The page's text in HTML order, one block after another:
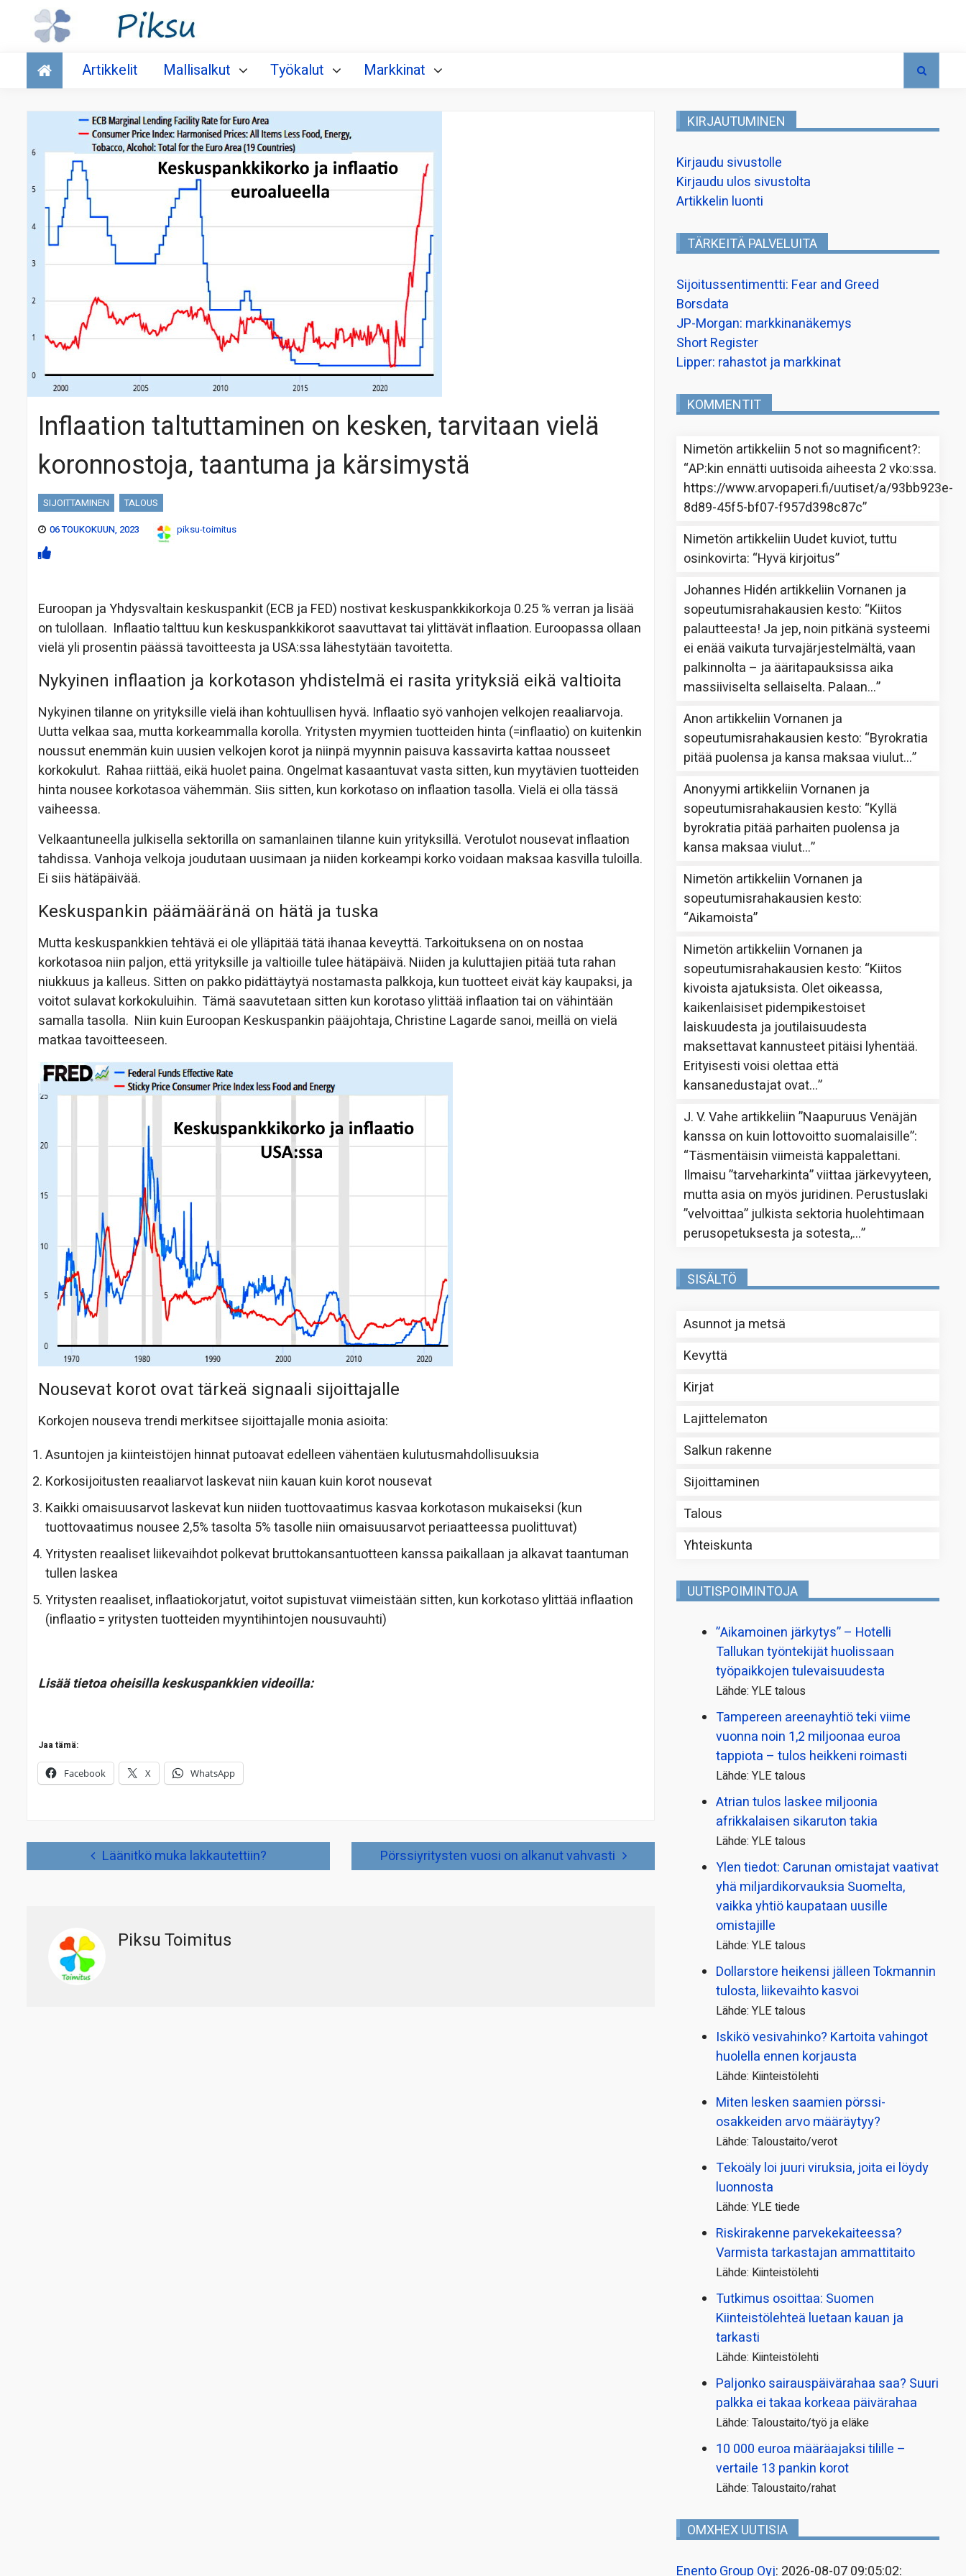
Talous
Artikkelit Mallisalkut Työkalut Markkinat
Inflaation taltuttaminen on kesken, tarvitaan vielä
koronnostoja, taantuma ja kärsimystä
SIJOITTAMINEN
TALOUS
06 TOUKOKUUN, 2023
piksu-toimitus
Euroopan ja Yhdysvaltain keskuspankit (ECB ja FED) nostivat keskuspankkikorkoja 0.25 % verran ja lisää
on tulollaan. Inflaatio talttuu kun keskuspankkikorot saavuttavat tai ylittävät inflaation. Euroopassa ollaan
vielä yli prosentin päässä tavoitteesta ja USA:ssa lähestytään tavoitetta.
Nykyinen inflaation ja korkotason yhdistelmä ei rasita yrityksiä eikä valtioita
Nykyinen tilanne on yrityksille vielä ihan kohtuullisen hyvä. Inflaatio syö vanhojen velkojen reaaliarvoja.
Uutta velkaa saa, mutta korkeammalla korolla. Yritysten myymien tuotteiden hinta (=inflaatio) on kuitenkin
noussut enemmän kuin uusien velkojen korot ja niinpä myynnin paisuva kassavirta kattaa nousseet
korkokulut. Rahaa riittää, eikä huolet paina. Ongelmat kasaantuvat vasta sitten, kun myytävien tuotteiden
hinta nousee korkotasoa vähemmän. Siis sitten, kun korkotaso on inflaation tasolla. Vielä ei olla tässä
vaiheessa.
Velkaantuneella julkisella sektorilla on samanlainen tilanne kuin yrityksillä. Verotulot nousevat inflaation
tahdissa. Vanhoja velkoja joudutaan uusimaan ja niiden korkeampi korko voidaan maksaa kasvilla tuloilla.
Ei siis hätäpäivää.
Keskuspankin päämääränä on hätä ja tuska
Mutta keskuspankkien tehtävä ei ole ylläpitää tätä ihanaa keveyttä. Tarkoituksena on on nostaa
korkotasoa niin paljon, että yrityksille ja valtioille tulee hätäpäivä. Niiden ja kuluttajien pitää tuta rahan
niukkuus ja kalleus. Sitten on pakko pidättäytyä nostamasta palkkoja, kun tuotteet eivät käy kaupaksi, ja
voitot sulavat korkokuluihin. Tämä saavutetaan sitten kun korotaso ylittää inflaation tai on vähintään
samalla tasolla. Niin kuin Euroopan Keskuspankin pääjohtaja, Christine Lagarde sanoi, meillä on vielä
matkaa tavoitteeseen.
Nousevat korot ovat tärkeä signaali sijoittajalle
Korkojen nouseva trendi merkitsee sijoittajalle monia asioita:
Asuntojen ja kiinteistöjen hinnat putoavat edelleen vähentäen kulutusmahdollisuuksia
Korkosijoitusten reaaliarvot laskevat niin kauan kuin korot nousevat
Kaikki omaisuusarvot laskevat kun niiden tuottovaatimus kasvaa korkotason mukaiseksi (kun
tuottovaatimus nousee 2,5% tasolta 5% tasolle niin omaisuusarvot periaatteessa puolittuvat)
Yritysten reaaliset liikevaihdot polkevat bruttokansantuotteen kanssa paikallaan ja alkavat taantuman
tullen laskea
Yritysten reaaliset, inflaatiokorjatut, voitot supistuvat viimeistään sitten, kun korkotaso ylittää inflaation
(inflaatio = yritysten tuotteiden myyntihintojen nousuvauhti)
Lisää tietoa oheisilla keskuspankkien videoilla:
Jaa tämä:
Facebook X WhatsApp
Läänitkö muka lakkautettiin? Pörssiyritysten vuosi on alkanut vahvasti
Piksu Toimitus
KIRJAUTUMINEN
Kirjaudu sivustolle
Kirjaudu ulos sivustolta
Artikkelin luonti
TÄRKEITÄ PALVELUITA
Sijoitussentimentti: Fear and Greed
Borsdata
JP-Morgan: markkinanäkemys
Short Register
Lipper: rahastot ja markkinat
KOMMENTIT
Nimetön artikkeliin 5 not so magnificent?:
“AP:kin ennätti uutisoida aiheesta 2 vko:ssa.
https://www.arvopaperi.fi/uutiset/a/93bb923e-
8d89-45f5-bf07-f957d398c87c”
Nimetön artikkeliin Uudet kuviot, tuttu
osinkovirta: “Hyvä kirjoitus”
Johannes Hidén artikkeliinVornanen ja
sopeutumisrahakausien kesto: “Kiitos
palautteesta! Ja jep, noin pitkänä systeemi
ei enää vaikuta turvajärjestelmältä, vaan
palkinnolta – ja ääritapauksissa aika
massiiviselta sellaiselta. Palaan…”
Anon artikkeliinVornanen ja
sopeutumisrahakausien kesto: “Byrokratia
pitää puolensa ja kansa maksaa viulut…”
Anonyymi artikkeliinVornanen ja
sopeutumisrahakausien kesto: “Kyllä
byrokratia pitää parhaiten puolensa ja
kansa maksaa viulut…”
Nimetön artikkeliinVornanen ja
sopeutumisrahakausien kesto:
“Aikamoista”
Nimetön artikkeliinVornanen ja
sopeutumisrahakausien kesto: “Kiitos
kivoista ajatuksista. Olet oikeassa,
kaikenlaisiset pidempikestoiset
laiskuudesta ja joutilaisuudesta
maksettavat kannusteet pitäisi lyhentää.
Erityisesti voisi olettaa että
kansanedustajat ovat…”
J. V. Vahe artikkeliin”Naapuruus Venäjän
kanssa on kuin lottovoitto suomalaisille”:
“Täsmentäisin viimeistä kappalettani.
Ilmaisu ”tarveharkinta” viittaa järkevyyteen,
mutta asia on myös juridinen. Perustuslaki
”velvoittaa” julkista sektoria huolehtimaan
perusopetuksesta ja sotesta,…”
SISÄLTÖ
Asunnot ja metsä
Kevyttä
Kirjat
Lajittelematon
Salkun rakenne
Sijoittaminen
Talous
Yhteiskunta
UUTISPOIMINTOJA
”Aikamoinen järkytys” – Hotelli
Tallukan työntekijät huolissaan
työpaikkojen tulevaisuudesta
Lähde: YLE talous
Tampereen areenayhtiö teki viime
vuonna noin 1,2 miljoonaa euroa
tappiota – tulos heikkeni roimasti
Lähde: YLE talous
Atrian tulos laskee miljoonia
afrikkalaisen sikaruton takia
Lähde: YLE talous
Ylen tiedot: Carunan omistajat vaativat
yhä miljardi­korvauksia Suomelta,
vaikka yhtiö kaupataan uusille
omistajille
Lähde: YLE talous
Dollarstore heikensi jälleen Tokmannin
tulosta, liikevaihto kasvoi
Lähde: YLE talous
Iskikö vesivahinko? Kartoita vahingot
huolella ennen korjausta
Lähde: Kiinteistölehti
Miten lesken saamien pörssi­
osakkeiden arvo määräytyy?
Lähde: Taloustaito/verot
Tekoäly loi juuri viruksia, joita ei löydy
luonnosta
Lähde: YLE tiede
Riskirakenne parvekekaiteessa?
Varmista tarkastajan ammattitaito
Lähde: Kiinteistölehti
Tutkimus osoittaa: Suomen
Kiinteistölehteä luetaan kauan ja
tarkasti
Lähde: Kiinteistölehti
Paljonko sairauspäivä­rahaa saa? Suuri
palkka ei takaa korkeaa päivärahaa
Lähde: Taloustaito/työ ja eläke
10 000 euroa määräajaksi tilille –
vertaile 13 pankin korot
Lähde: Taloustaito/rahat
OMXHEX UUTISIA
Enento Group Oyj: 2026-08-07 09:05:02: